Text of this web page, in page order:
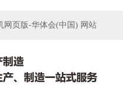
网页版-华体会(中国) 网站